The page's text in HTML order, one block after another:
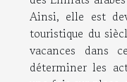
Ainsi, elle est
touristique du
vacances dans
déterminer les